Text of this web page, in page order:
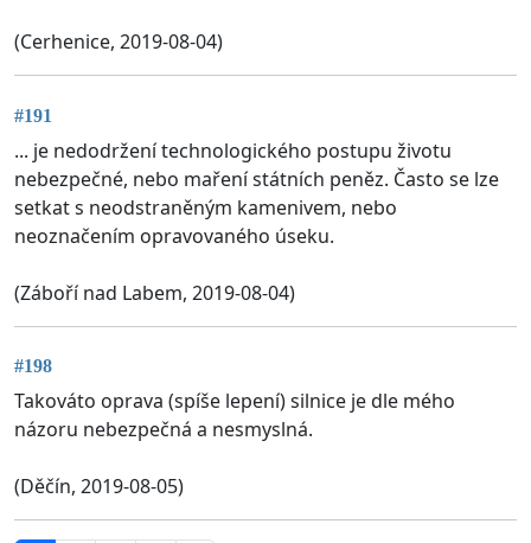
(Cerhenice, 2019-08-04)
#191
... je nedodržení technologického postupu životu
nebezpečné, nebo maření státních peněz. Často se lze
setkat s neodstraněným kamenivem, nebo
neoznačením opravovaného úseku.
(Záboří nad Labem, 2019-08-04)
#198
Takováto oprava (spíše lepení) silnice je dle mého
názoru nebezpečná a nesmyslná.
(Děčín, 2019-08-05)